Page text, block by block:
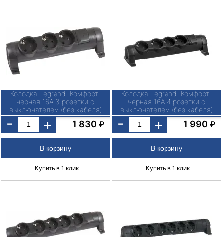
Колодка Legrand "Комфорт"
черная 16А 3 розетки с
выключателем (без кабеля)
- + 1 830 ₽
Купить в 1 клик
Колодка Legrand "Комфорт"
черная 16А 4 розетки с
выключателем (без кабеля)
- + 1 990 ₽
Купить в 1 клик